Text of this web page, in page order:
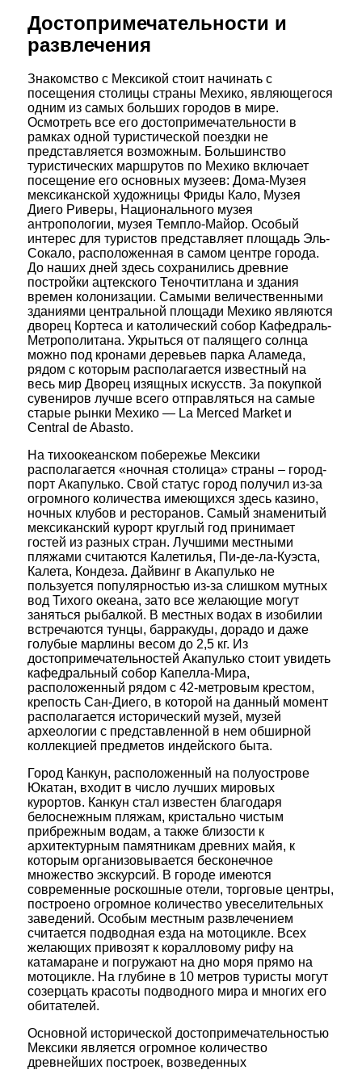
Достопримечательности и
развлечения
Знакомство с Мексикой стоит начинать с
посещения столицы страны Мехико, являющегося
одним из самых больших городов в мире.
Осмотреть все его достопримечательности в
рамках одной туристической поездки не
представляется возможным. Большинство
туристических маршрутов по Мехико включает
посещение его основных музеев: Дома-Музея
мексиканской художницы Фриды Кало, Музея
Диего Риверы, Национального музея
антропологии, музея Темпло-Майор. Особый
интерес для туристов представляет площадь Эль-
Сокало, расположенная в самом центре города.
До наших дней здесь сохранились древние
постройки ацтекского Теночтитлана и здания
времен колонизации. Самыми величественными
зданиями центральной площади Мехико являются
дворец Кортеса и католический собор Кафедраль-
Метрополитана. Укрыться от палящего солнца
можно под кронами деревьев парка Аламеда,
рядом с которым располагается известный на
весь мир Дворец изящных искусств. За покупкой
сувениров лучше всего отправляться на самые
старые рынки Мехико — La Merced Market и
Central de Abasto.
На тихоокеанском побережье Мексики
располагается «ночная столица» страны – город-
порт Акапулько. Свой статус город получил из-за
огромного количества имеющихся здесь казино,
ночных клубов и ресторанов. Самый знаменитый
мексиканский курорт круглый год принимает
гостей из разных стран. Лучшими местными
пляжами считаются Калетилья, Пи-де-ла-Куэста,
Калета, Кондеза. Дайвинг в Акапулько не
пользуется популярностью из-за слишком мутных
вод Тихого океана, зато все желающие могут
заняться рыбалкой. В местных водах в изобилии
встречаются тунцы, барракуды, дорадо и даже
голубые марлины весом до 2,5 кг. Из
достопримечательностей Акапулько стоит увидеть
кафедральный собор Капелла-Мира,
расположенный рядом с 42-метровым крестом,
крепость Сан-Диего, в которой на данный момент
располагается исторический музей, музей
археологии с представленной в нем обширной
коллекцией предметов индейского быта.
Город Канкун, расположенный на полуострове
Юкатан, входит в число лучших мировых
курортов. Канкун стал известен благодаря
белоснежным пляжам, кристально чистым
прибрежным водам, а также близости к
архитектурным памятникам древних майя, к
которым организовывается бесконечное
множество экскурсий. В городе имеются
современные роскошные отели, торговые центры,
построено огромное количество увеселительных
заведений. Особым местным развлечением
считается подводная езда на мотоцикле. Всех
желающих привозят к коралловому рифу на
катамаране и погружают на дно моря прямо на
мотоцикле. На глубине в 10 метров туристы могут
созерцать красоты подводного мира и многих его
обитателей.
Основной исторической достопримечательностью
Мексики является огромное количество
древнейших построек, возведенных